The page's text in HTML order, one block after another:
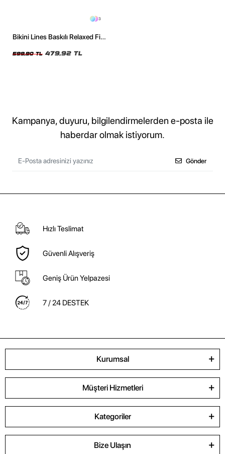
3
Bikini Lines Baskılı Relaxed Fit
599,90 TL 479,92 TL
Kampanya, duyuru, bilgilendirmelerden e-posta ile
haberdar olmak istiyorum.
Gönder
Hızlı Teslimat
Güvenli Alışveriş
Geniş Ürün Yelpazesi
7 / 24 DESTEK
Kurumsal
Müşteri Hizmetleri
Kategoriler
Bize Ulaşın